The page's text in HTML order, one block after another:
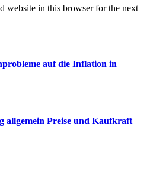
website in this browser for the next
auf die Inflation in
allgemein Preise und Kaufkraft